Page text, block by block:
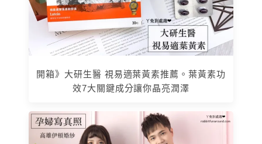
開箱》大研生醫 視易適葉黃素推薦。葉黃素功
效7大關鍵成分讓你晶亮潤澤